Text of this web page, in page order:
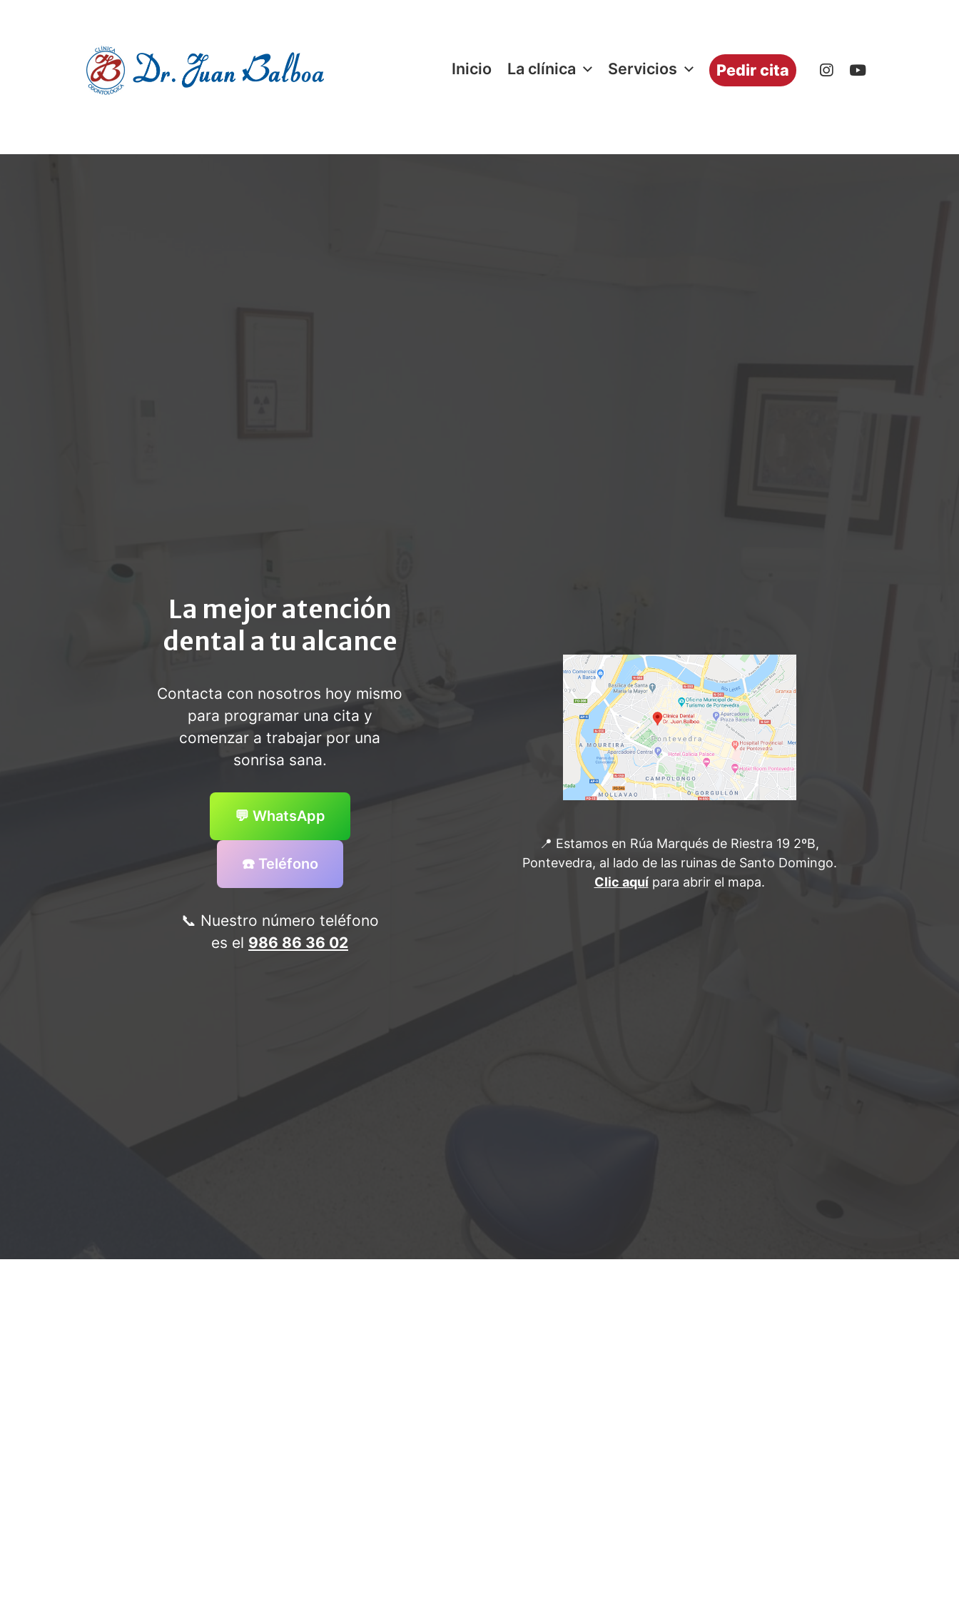
Clínica dental en Pontevedra Inicio La clínica Servicios Pedir cita
La mejor atención
dental a tu alcance
Contacta con nosotros hoy mismo
para programar una cita y
comenzar a trabajar por una
sonrisa sana.
💬 WhatsApp
☎️ Teléfono
📞 Nuestro número teléfono
es el 986 86 36 02
📍 Estamos en Rúa Marqués de Riestra 19 2ºB,
Pontevedra, al lado de las ruinas de Santo Domingo.
Clic aquípara abrir el mapa.